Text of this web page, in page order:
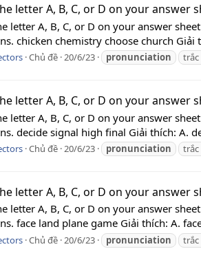
letter A, B, C, or D on your answer
letter A, B, C, or D on your answer
chicken chemistry choose church Giải
Chủ đề 20/6/23 pronunciation trắc
letter A, B, C, or D on your answer
letter A, B, C, or D on your answer
decide signal high final Giải thích: A.
Chủ đề 20/6/23 pronunciation trắc
letter A, B, C, or D on your answer
letter A, B, C, or D on your answer
face land plane game Giải thích: A.
Chủ đề 20/6/23 pronunciation trắc